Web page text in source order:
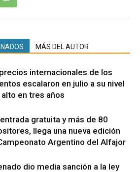
MÁS DEL AUTOR
internacionales de los
escalaron en julio a su nivel
alto en tres años
gratuita y más de 80
llega una nueva edición
Argentino del Alfajor
dio media sanción a la ley